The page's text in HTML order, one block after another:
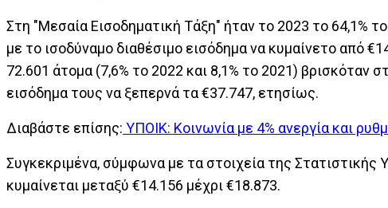
Στη "Μεσαία Εισοδηματική Τάξη" ήταν το 2023 το 64,1%
με το ισοδύναμο διαθέσιμο εισόδημα να κυμαίνετο από
72.601 άτομα (7,6% το 2022 και 8,1% το 2021) βρισκόταν
εισόδημα τους να ξεπερνά τα €37.747, ετησίως.
Διαβάστε επίσης: ΥΠΟΙΚ: Κοινωνία με 4% ανεργία και
Συγκεκριμένα, σύμφωνα με τα στοιχεία της Στατιστικής
κυμαίνεται μεταξύ €14.156 μέχρι €18.873.